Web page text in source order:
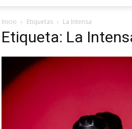
Inicio Etiquetas La Intensa
Etiqueta: La